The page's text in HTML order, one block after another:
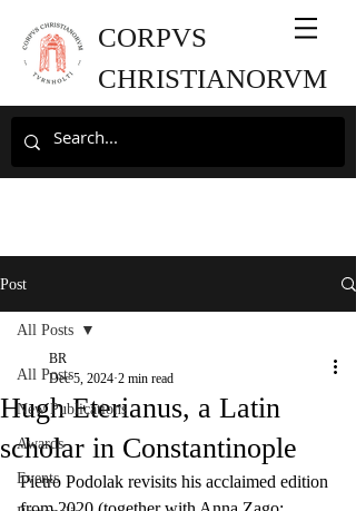
CORPVS
CHRISTIANORVM
Post
All Posts
New Publications
Awards
Events
All Posts
Hugh Eterianus, a Latin
scholar in Constantinople
BR
Dec 5, 2024 2 min read
Pietro Podolak revisits his acclaimed edition